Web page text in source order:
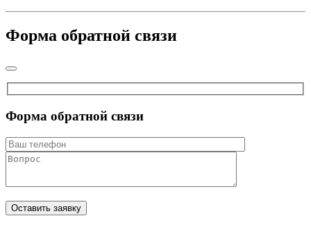
Форма обратной связи
Форма обратной связи